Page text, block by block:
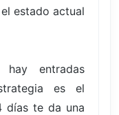
estado actual
entradas
es el
días te da una